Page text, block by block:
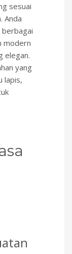
sesuai
Anda
modern
elegan.
yang
lapis,